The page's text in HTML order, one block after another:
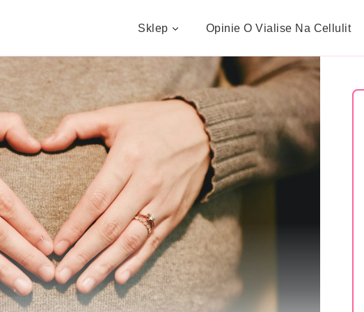
Sklep Opinie O Vialise Na Cellulit